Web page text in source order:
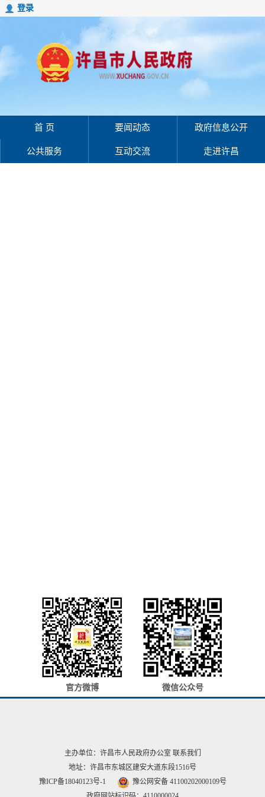
登录
首 页 要闻动态 政府信息公开
公共服务 互动交流 走进许昌
官方微博 微信公众号
主办单位：许昌市人民政府办公室 联系我们
地址：许昌市东城区建安大道东段1516号
豫ICP备18040123号-1
豫公网安备 41100202000109号